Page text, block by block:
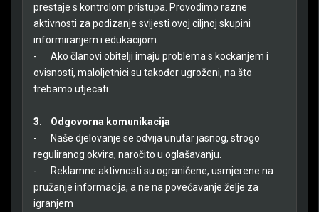
prestaje s kontrolom pristupa. Provodimo razne
aktivnosti za podizanje svijesti ovoj ciljnoj skupini
informiranjem i edukacijom.
-
Ako članovi obitelji imaju problema s kockanjem i
ovisnosti, maloljetnici su također ugroženi, na što
trebamo utjecati.
3.
Odgovorna komunikacija
-
Naše djelovanje se odvija unutar jasnog, strogo
reguliranog okvira, naročito u oglašavanju.
-
Reklamne aktivnosti su ograničene, usmjerene na
pružanje informacija, a ne na povećavanje želje za
igranjem